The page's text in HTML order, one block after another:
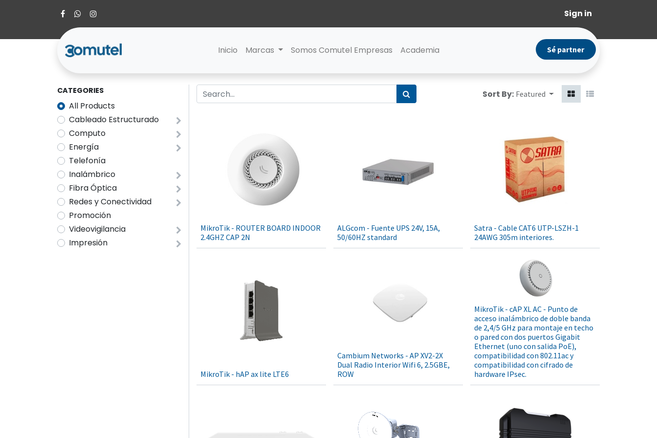
Sign in
Inicio Marcas Somos Comutel Empresas Academia Sé partner
CATEGORIES
All Products
Cableado Estructurado
Computo
Energía
Telefonía
Inalámbrico
Fibra Óptica
Redes y Conectividad
Promoción
Videovigilancia
Impresión
Sort By: Featured
MikroTik - ROUTER BOARD INDOOR
2.4GHZ CAP 2N
ALGcom - Fuente UPS 24V, 15A,
50/60HZ standard
Satra - Cable CAT6 UTP-LSZH-1
24AWG 305m interiores.
MikroTik - hAP ax lite LTE6
Cambium Networks - AP XV2-2X
Dual Radio Interior Wifi 6, 2.5GBE,
ROW
MikroTik - cAP XL AC - Punto de
acceso inalámbrico de doble banda
de 2,4/5 GHz para montaje en techo
o pared con dos puertos Gigabit
Ethernet (uno con salida PoE),
compatibilidad con 802.11ac y
compatibilidad con cifrado de
hardware IPsec.